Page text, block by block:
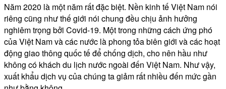
Năm 2020 là một năm rất đặc biệt. Nền kinh tế Việt Nam nói
riêng cũng như thế giới nói chung đều chịu ảnh hưởng
nghiêm trọng bởi Covid-19. Một trong những cách ứng phó
của Việt Nam và các nước là phong tỏa biên giới và các hoạt
động giao thông quốc tế để chống dịch, cho nên hầu như
không có khách du lịch nước ngoài đến Việt Nam. Như vậy,
xuất khẩu dịch vụ của chúng ta giảm rất nhiều đến mức gần